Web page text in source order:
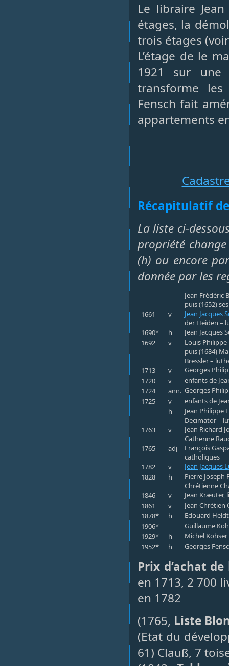
Le libraire
étages, la
trois étages
L’étage de le
1921 sur
transforme
Fensch fait
appartements
Récapitulatif
La liste ci-
propriété
(h) ou encore
donnée par les
Jean Frédéric
puis (1652)
1661
v
Jean Jacques
der Heiden –
1690*
h
Jean Jacques
1692
v
Louis
puis (1684)
Bressler –
1713
v
Georges
1720
v
enfants de
1724
ann. Georges
1725
v
enfants de
h
Jean Philippe
Decimator –
1763
v
Jean Richard
Catherine
1765
adj
François
catholiques
1782
v
Jean Jacques
1828
h
Pierre Joseph
Chrétienne
1846
v
Jean Kræuter,
1861
v
Jean Chrétien
1878*
h
Edouard
1906*
Guillaume
1929*
h
Michel
1952*
h Georges
Prix d’achat
en 1713, 2 700
en 1782
(1765, Liste
(Etat du
61) Clauß, 7